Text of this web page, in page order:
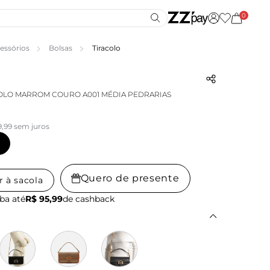
0
Bolsas Tiracolo
MARROM COURO A001 MÉDIA PEDRARIAS
sem juros
à sacola Quero de presente
atéR$ 95,99de cashback